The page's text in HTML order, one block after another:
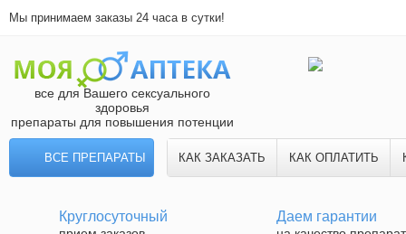
Мы принимаем заказы 24 часа в сутки!
все для Вашего сексуального
здоровья
препараты для повышения потенции
ВСЕ ПРЕПАРАТЫ КАК ЗАКАЗАТЬ КАК ОПЛАТИТЬ
Круглосуточный Даем гарантии